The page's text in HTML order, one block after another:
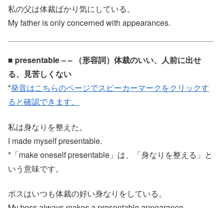
私の父は体裁ばかり気にしている。
My father is only concerned with appearances.
■ presentable – – （形容詞）体裁のいい、人前に出せ
る、見苦しくない
*発音はこちらのページでスピーカーマークをクリックす
ると確認できます。
私は身なりを整えた。
I made myself presentable.
*「make oneself presentable」は、「身なりを整える」と
いう意味です。
ボスはいつも体裁の好い身なりをしている。